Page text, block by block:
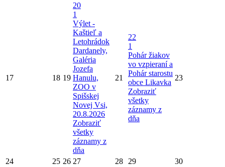
17 18 19
20
1
Výlet -
Kaštieľ a
Letohrádok
Dardanely,
Galéria
Jozefa
Hanulu,
ZOO v
Spišskej
Novej Vsi,
20.8.2026
Zobraziť
všetky
záznamy z
dňa
21
22
1
Pohár žiakov
vo vzpieraní a
Pohár starostu
obce Likavka
Zobraziť
všetky
záznamy z
dňa
23
24 25 26 27 28 29 30